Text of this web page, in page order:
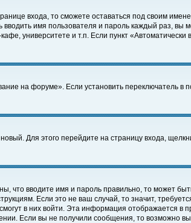
входа, то сможете оставаться под своим
имя пользователя и пароль каждый раз,
университете и т.п. Если пункт «Автоматически
на форуме». Если установить переключатель
Для этого перейдите на страницу входа,
что вводите имя и пароль правильно, то может
Если это не ваш случай, то значит,
в них войти. Эта информация отображается
Если вы не получили сообщения, то возможно